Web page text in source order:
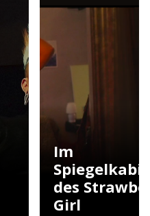
Im
des
Girl